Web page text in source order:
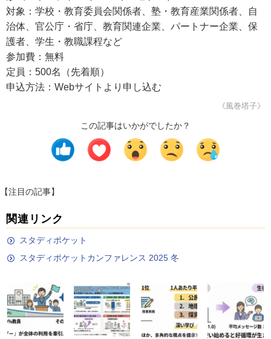
対象：学校・教育委員会関係者、塾・教育産業関係者、自
治体、官公庁・省庁、教育関連企業、パートナー企業、保
護者、学生・教職課程など
参加費：無料
定員：500名（先着順）
申込方法：Webサイトより申し込む
《風巻塔子》
この記事はいかがでしたか？
【注目の記事】
関連リンク
スタディポケット
スタディポケットカンファレンス 2025 冬